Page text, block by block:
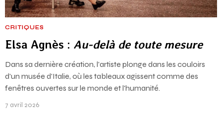
CRITIQUES
Elsa Agnès : Au-delà de toute mesure
Dans sa dernière création, l'artiste plonge dans les couloirs
d'un musée d'Italie, où les tableaux agissent comme des
fenêtres ouvertes sur le monde et l'humanité.
7 avril 2026